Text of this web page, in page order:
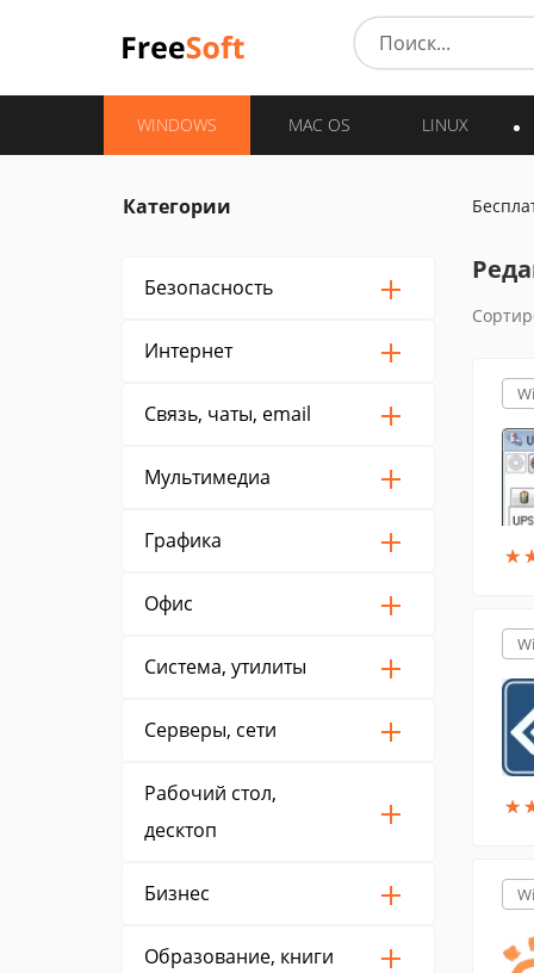
WINDOWS MAC OS LINUX
Категории
Безопасность
Интернет
Связь, чаты, email
Мультимедиа
Графика
Офис
Система, утилиты
Серверы, сети
Рабочий стол,
десктоп
Бизнес
Образование, книги
★
★
★
★